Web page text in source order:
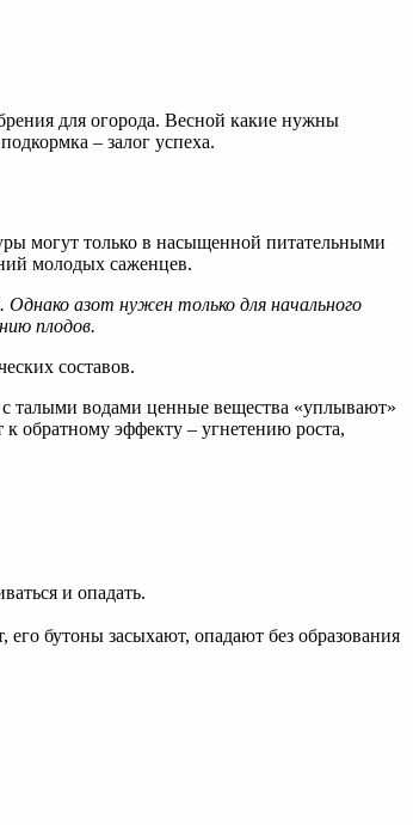
для огорода. Весной какие нужны
– залог успеха.
могут только в насыщенной питательными
молодых саженцев.
азот нужен только для начального
плодов.
составов.
с талыми водами ценные вещества «уплывают»
обратному эффекту – угнетению роста,
и опадать.
бутоны засыхают, опадают без образования